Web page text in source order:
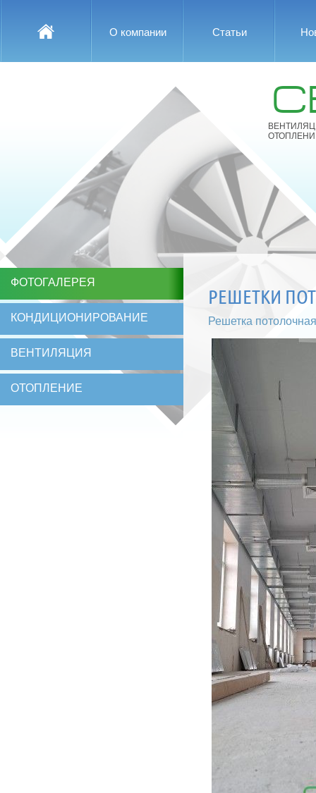
О компании Статьи
ФОТОГАЛЕРЕЯ
КОНДИЦИОНИРОВАНИЕ
ВЕНТИЛЯЦИЯ
ОТОПЛЕНИЕ
РЕШЕТКИ
Решетка потолочная